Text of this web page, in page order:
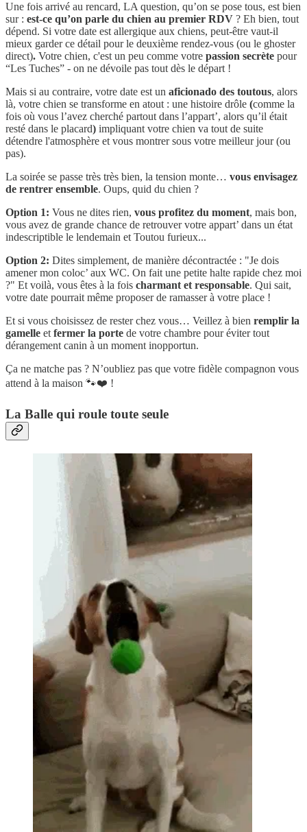
Une fois arrivé au rencard, LA question, qu’on se pose tous, est bien
sur : est-ce qu’on parle du chien au premier RDV ? Eh bien, tout
dépend. Si votre date est allergique aux chiens, peut-être vaut-il
mieux garder ce détail pour le deuxième rendez-vous (ou le ghoster
direct). Votre chien, c'est un peu comme votre passion secrète pour
“Les Tuches” - on ne dévoile pas tout dès le départ !
Mais si au contraire, votre date est un aficionado des toutous, alors
là, votre chien se transforme en atout : une histoire drôle (comme la
fois où vous l’avez cherché partout dans l’appart’, alors qu’il était
resté dans le placard) impliquant votre chien va tout de suite
détendre l'atmosphère et vous montrer sous votre meilleur jour (ou
pas).
La soirée se passe très très bien, la tension monte… vous envisagez
de rentrer ensemble. Oups, quid du chien ?
Option 1: Vous ne dites rien, vous profitez du moment, mais bon,
vous avez de grande chance de retrouver votre appart’ dans un état
indescriptible le lendemain et Toutou furieux...
Option 2: Dites simplement, de manière décontractée : "Je dois
amener mon coloc’ aux WC. On fait une petite halte rapide chez moi
?" Et voilà, vous êtes à la fois charmant et responsable. Qui sait,
votre date pourrait même proposer de ramasser à votre place !
Et si vous choisissez de rester chez vous… Veillez à bien remplir la
gamelle et fermer la porte de votre chambre pour éviter tout
dérangement canin à un moment inopportun.
Ça ne matche pas ? N’oubliez pas que votre fidèle compagnon vous
attend à la maison 🐾❤️ !
La Balle qui roule toute seule